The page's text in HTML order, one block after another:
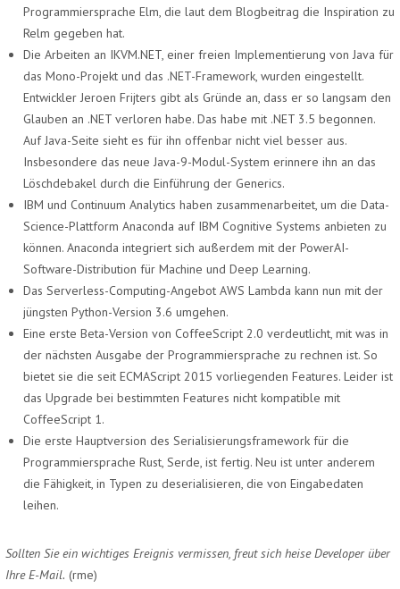
Programmiersprache Elm, die laut dem Blogbeitrag die Inspiration zu
Relm gegeben hat.
Die Arbeiten an IKVM.NET, einer freien Implementierung von Java für
das Mono-Projekt und das .NET-Framework, wurden eingestellt.
Entwickler Jeroen Frijters gibt als Gründe an, dass er so langsam den
Glauben an .NET verloren habe. Das habe mit .NET 3.5 begonnen.
Auf Java-Seite sieht es für ihn offenbar nicht viel besser aus.
Insbesondere das neue Java-9-Modul-System erinnere ihn an das
Löschdebakel durch die Einführung der Generics.
IBM und Continuum Analytics haben zusammenarbeitet, um die Data-
Science-Plattform Anaconda auf IBM Cognitive Systems anbieten zu
können. Anaconda integriert sich außerdem mit der PowerAI-
Software-Distribution für Machine und Deep Learning.
Das Serverless-Computing-Angebot AWS Lambda kann nun mit der
jüngsten Python-Version 3.6 umgehen.
Eine erste Beta-Version von CoffeeScript 2.0 verdeutlicht, mit was in
der nächsten Ausgabe der Programmiersprache zu rechnen ist. So
bietet sie die seit ECMAScript 2015 vorliegenden Features. Leider ist
das Upgrade bei bestimmten Features nicht kompatible mit
CoffeeScript 1.
Die erste Hauptversion des Serialisierungsframework für die
Programmiersprache Rust, Serde, ist fertig. Neu ist unter anderem
die Fähigkeit, in Typen zu deserialisieren, die von Eingabedaten
leihen.
Sollten Sie ein wichtiges Ereignis vermissen, freut sich heise Developer über
Ihre E-Mail. (rme)